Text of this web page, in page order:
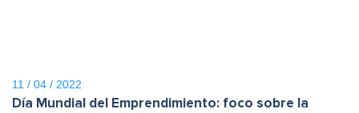
11 / 04 / 2022
Día Mundial del Emprendimiento: foco sobre la